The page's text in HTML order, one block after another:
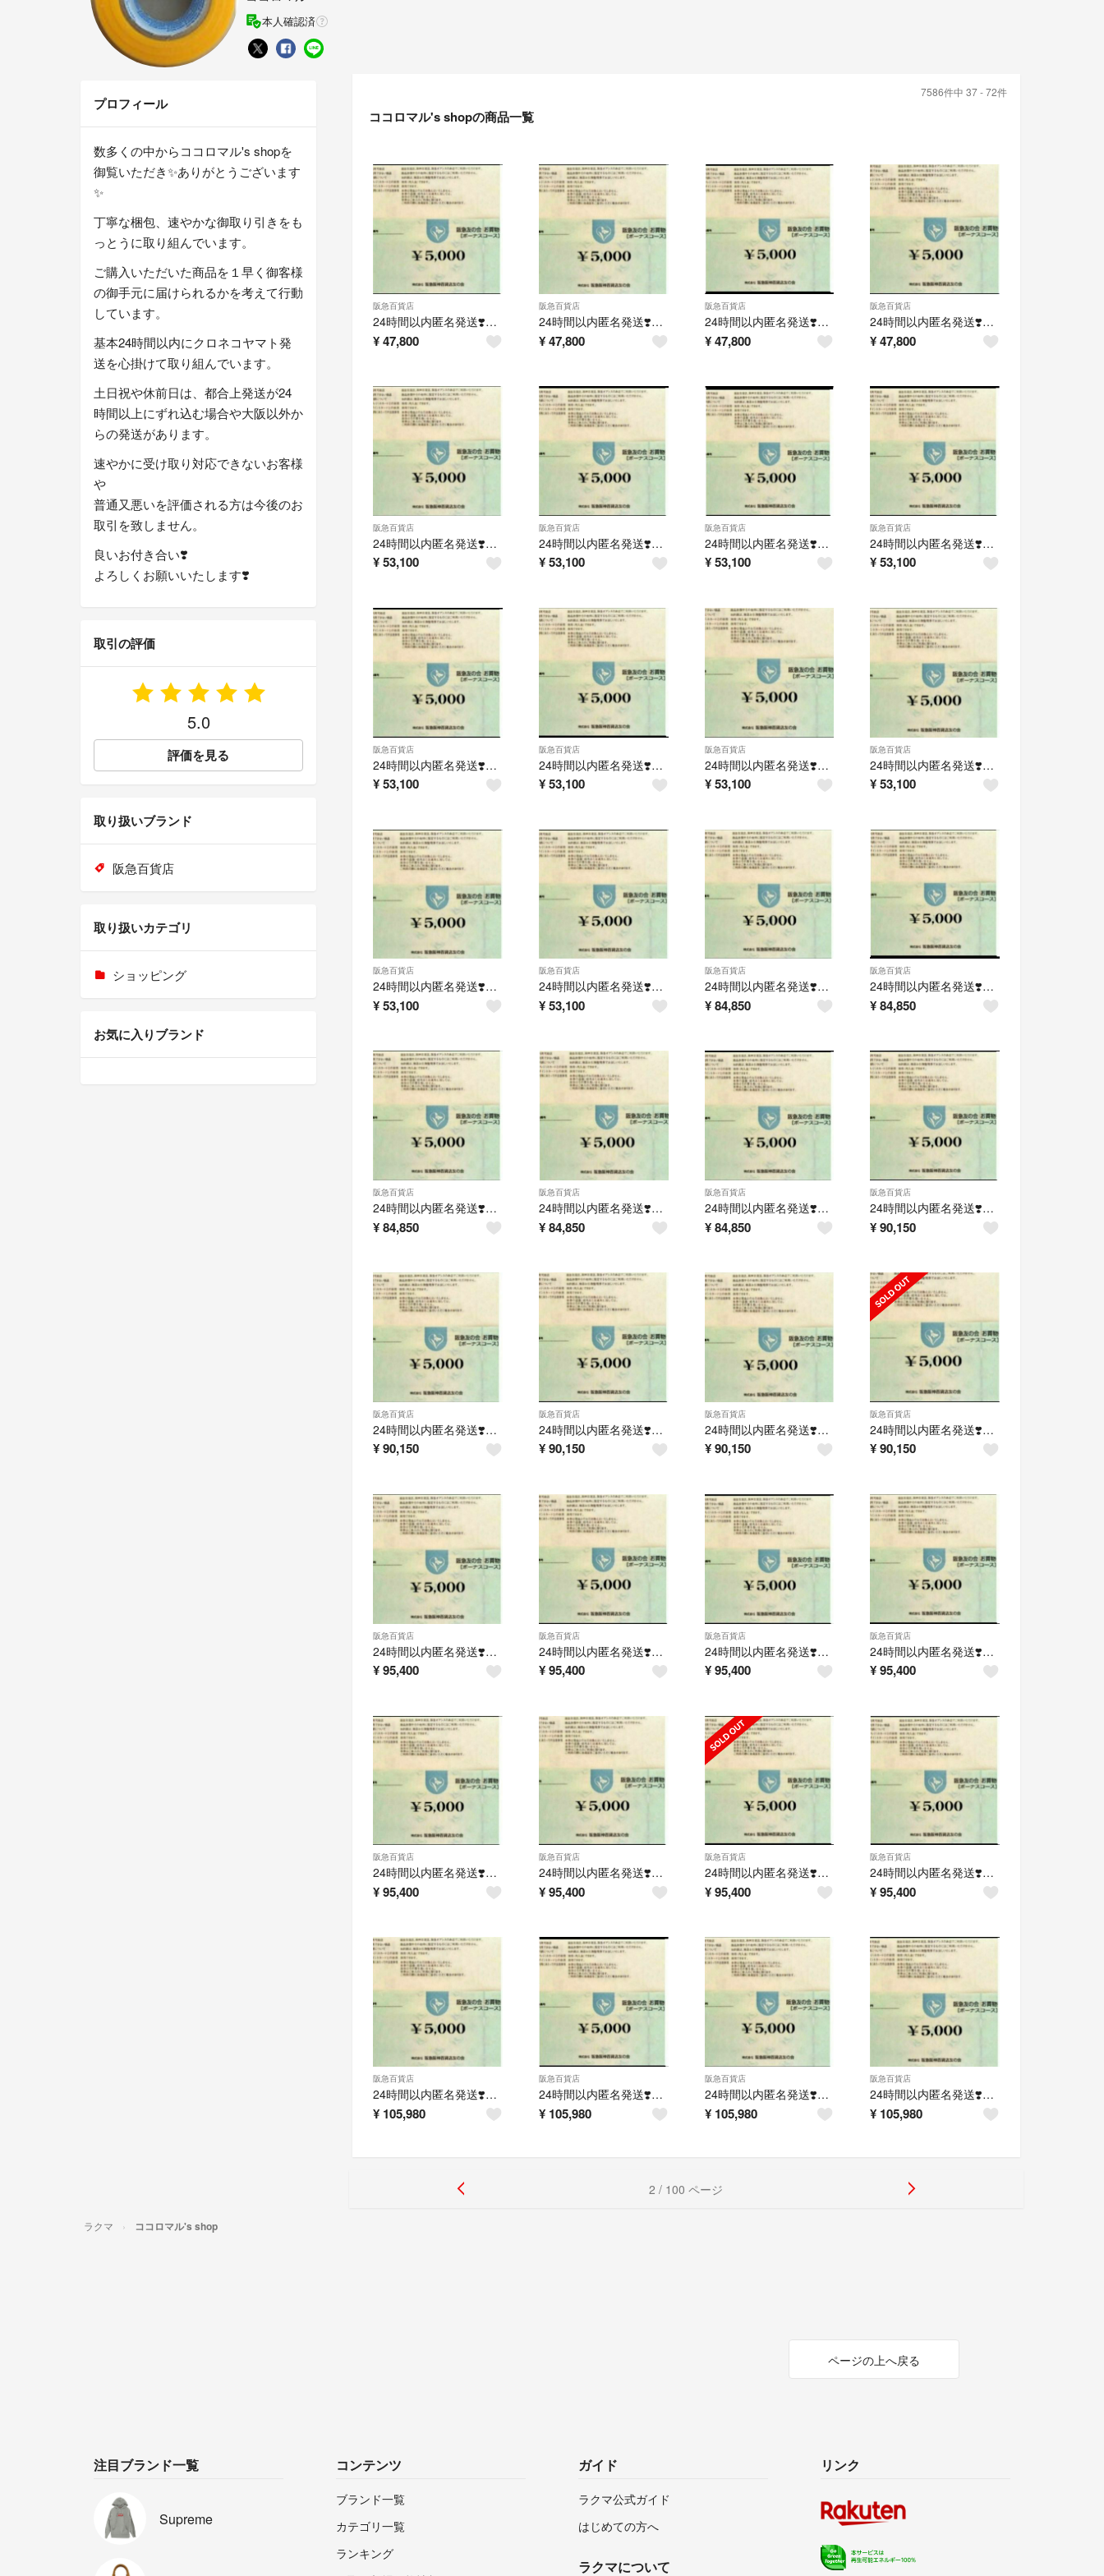
本人確認済
7586件中 37 - 72件
ココロマル's shopの商品一覧
阪急百貨店
24時間以内匿名発送❣️阪急友の会 お買い物券 ボーナスコース 4万5千円分
¥47,800
阪急百貨店
24時間以内匿名発送❣️阪急友の会 お買い物券 ボーナスコース 4万5千円分
¥47,800
阪急百貨店
24時間以内匿名発送❣️阪急友の会 お買い物券 ボーナスコース 4万5千円分
¥ 47,800
阪急百貨店
24時間以内匿名発送❣️阪急友の会 お買い物券 ボーナスコース 4万5千円分
¥47,800
阪急百貨店
24時間以内匿名発送❣️阪急友の会 お買い物券 ボーナスコース 5万円分
¥53,100
阪急百貨店
24時間以内匿名発送❣️阪急友の会 お買い物券 ボーナスコース 5万円分
¥53,100
阪急百貨店
24時間以内匿名発送❣️阪急友の会 お買い物券 ボーナスコース 5万円分
¥ 53,100
阪急百貨店
24時間以内匿名発送❣️阪急友の会 お買い物券 ボーナスコース 5万円分
¥53,100
阪急百貨店
24時間以内匿名発送❣️阪急友の会 お買い物券 ボーナスコース 5万円分
¥53,100
阪急百貨店
24時間以内匿名発送❣️阪急友の会 お買い物券 ボーナスコース 5万円分
¥53,100
阪急百貨店
24時間以内匿名発送❣️阪急友の会 お買い物券 ボーナスコース 5万円分
¥ 53,100
阪急百貨店
24時間以内匿名発送❣️阪急友の会 お買い物券 ボーナスコース 5万円分
¥53,100
阪急百貨店
24時間以内匿名発送❣️阪急友の会 お買い物券 ボーナスコース 5万円分
¥53,100
阪急百貨店
24時間以内匿名発送❣️阪急友の会 お買い物券 ボーナスコース 5万円分
¥53,100
阪急百貨店
24時間以内匿名発送❣️阪急友の会 お買い物券 ボーナスコース 8万円分
¥ 84,850
阪急百貨店
24時間以内匿名発送❣️阪急友の会 お買い物券 ボーナスコース 8万円分
¥84,850
阪急百貨店
24時間以内匿名発送❣️阪急友の会 お買い物券 ボーナスコース 8万円分
¥84,850
阪急百貨店
24時間以内匿名発送❣️阪急友の会 お買い物券 ボーナスコース 8万円分
¥84,850
阪急百貨店
24時間以内匿名発送❣️阪急友の会 お買い物券 ボーナスコース 8万円分
¥ 84,850
阪急百貨店
24時間以内匿名発送❣️阪急友の会 お買い物券 ボーナスコース 8万5千円分
¥90,150
阪急百貨店
24時間以内匿名発送❣️阪急友の会 お買い物券 ボーナスコース 8万5千円分
¥90,150
阪急百貨店
24時間以内匿名発送❣️阪急友の会 お買い物券 ボーナスコース 8万5千円分
¥90,150
阪急百貨店
24時間以内匿名発送❣️阪急友の会 お買い物券 ボーナスコース 8万5千円分
¥ 90,150
阪急百貨店
24時間以内匿名発送❣️阪急友の会 お買い物券 ボーナスコース 8万5千円分
¥90,150
阪急百貨店
24時間以内匿名発送❣️阪急友の会 お買い物券 ボーナスコース 9万円分
¥95,400
阪急百貨店
24時間以内匿名発送❣️阪急友の会 お買い物券 ボーナスコース 9万円分
¥95,400
阪急百貨店
24時間以内匿名発送❣️阪急友の会 お買い物券 ボーナスコース 9万円分
¥ 95,400
阪急百貨店
24時間以内匿名発送❣️阪急友の会 お買い物券 ボーナスコース 9万円分
¥95,400
阪急百貨店
24時間以内匿名発送❣️阪急友の会 お買い物券 ボーナスコース 9万円分
¥95,400
阪急百貨店
24時間以内匿名発送❣️阪急友の会 お買い物券 ボーナスコース 9万円分
¥95,400
阪急百貨店
24時間以内匿名発送❣️阪急友の会 お買い物券 ボーナスコース 9万円分
¥ 95,400
阪急百貨店
24時間以内匿名発送❣️阪急友の会 お買い物券 ボーナスコース 9万円分
¥95,400
阪急百貨店
24時間以内匿名発送❣️阪急友の会 お買い物券 ボーナスコース 10万円分
¥ 105,980
阪急百貨店
24時間以内匿名発送❣️阪急友の会 お買い物券 ボーナスコース 10万円分
¥ 105,980
阪急百貨店
24時間以内匿名発送❣️阪急友の会 お買い物券 ボーナスコース 10万円分
¥ 105,980
阪急百貨店
24時間以内匿名発送❣️阪急友の会 お買い物券 ボーナスコース 10万円分
¥ 105,980
2 / 100 ページ
プロフィール
数多くの中からココロマル's shopを
御覧いただき✨ありがとうございます
✨
丁寧な梱包、速やかな御取り引きをも
っとうに取り組んでいます。
ご購入いただいた商品を１早く御客様
の御手元に届けられるかを考えて行動
しています。
基本24時間以内にクロネコヤマト発
送を心掛けて取り組んでいます。
土日祝や休前日は、都合上発送が24
時間以上にずれ込む場合や大阪以外か
らの発送があります。
速やかに受け取り対応できないお客様
や
普通又悪いを評価される方は今後のお
取引を致しません。
良いお付き合い❣️
よろしくお願いいたします❣️
取引の評価
5.0
評価を見る
取り扱いブランド
阪急百貨店
取り扱いカテゴリ
ショッピング
お気に入りブランド
ラクマ ココロマル's shop
ページの上へ戻る
注目ブランド一覧
Supreme
コンテンツ
ブランド一覧
カテゴリ一覧
ランキング
ガイド
ラクマ公式ガイド
はじめての方へ
ラクマについて
リンク